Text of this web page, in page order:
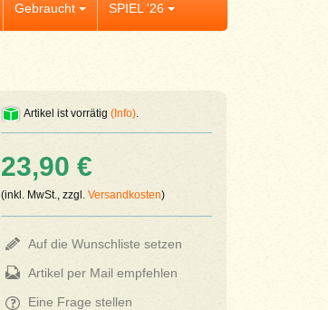
Gebraucht SPIEL '26
Artikel ist vorrätig (Info).
23,90 €
(inkl. MwSt., zzgl. Versandkosten)
Auf die Wunschliste setzen
Artikel per Mail empfehlen
Eine Frage stellen